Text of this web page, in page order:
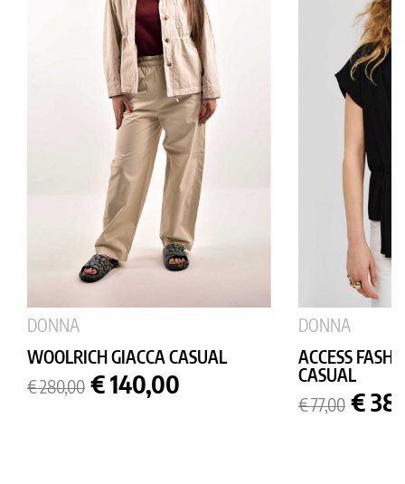
DONNA
WOOLRICH GIACCA CASUAL
Prezzo
base
€ 280,00 Prezzo
€ 140,00
DONNA
ACCESS
CASUAL
Prezzo
base
€ 77,00 €